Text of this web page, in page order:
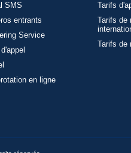
SMS
entrants
Service
en ligne
Tarifs
Tarifs de
Tarifs de